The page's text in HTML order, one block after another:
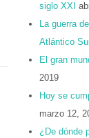
siglo XXI
La guerra
Atlántico
El gran
2019
Hoy se
marzo 12,
¿De dónde